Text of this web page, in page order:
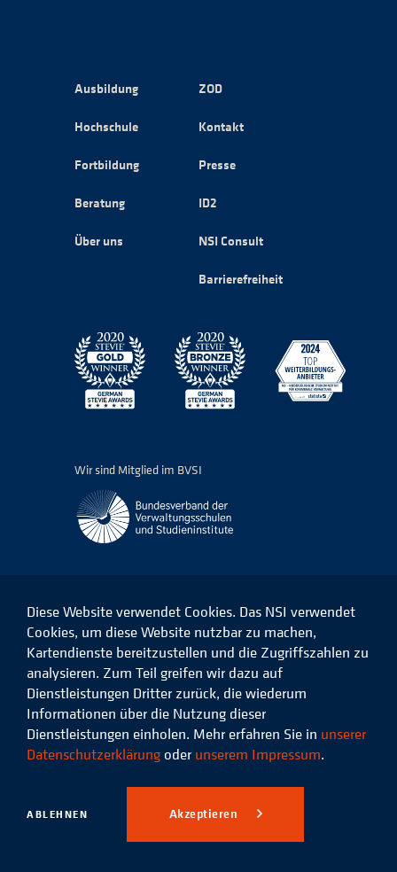
Ausbildung
Hochschule
Fortbildung
Beratung
Über uns
ZOD
Kontakt
Presse
ID2
NSI Consult
Barrierefreiheit
Wir sind Mitglied im BVSI
Das
NSI
Facebook
Das
NSI
auf
LinkedIn
Das
NSI
auf
Instagram
Das
Xing
© 2026 Niedersächsisches
Studieninstitut für kommunale
Verwaltung e.V.
Datenschutz Impressum
Diese Website verwendet Cookies. Das NSI verwendet
Cookies, um diese Website nutzbar zu machen,
Kartendienste bereitzustellen und die Zugriffszahlen zu
analysieren. Zum Teil greifen wir dazu auf
Dienstleistungen Dritter zurück, die wiederum
Informationen über die Nutzung dieser
Dienstleistungen einholen. Mehr erfahren Sie in unserer
Datenschutzerklärung oder unserem Impressum.
ABLEHNEN Akzeptieren